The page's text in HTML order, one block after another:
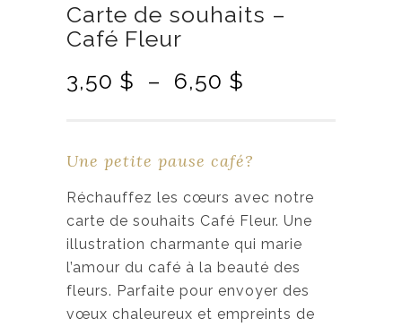
Carte de souhaits –
Café Fleur
3,50 $ – 6,50 $
g
e
d
e
p
r
i
x
Une petite pause café?
Réchauffez les cœurs avec notre
carte de souhaits Café Fleur. Une
illustration charmante qui marie
l’amour du café à la beauté des
fleurs. Parfaite pour envoyer des
vœux chaleureux et empreints de